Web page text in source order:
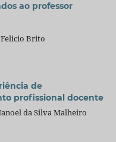
ao professor
Brito
de
profissional docente
da Silva Malheiro